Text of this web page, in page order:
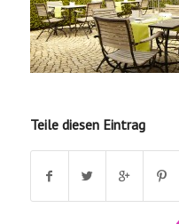
Teile diesen Eintrag